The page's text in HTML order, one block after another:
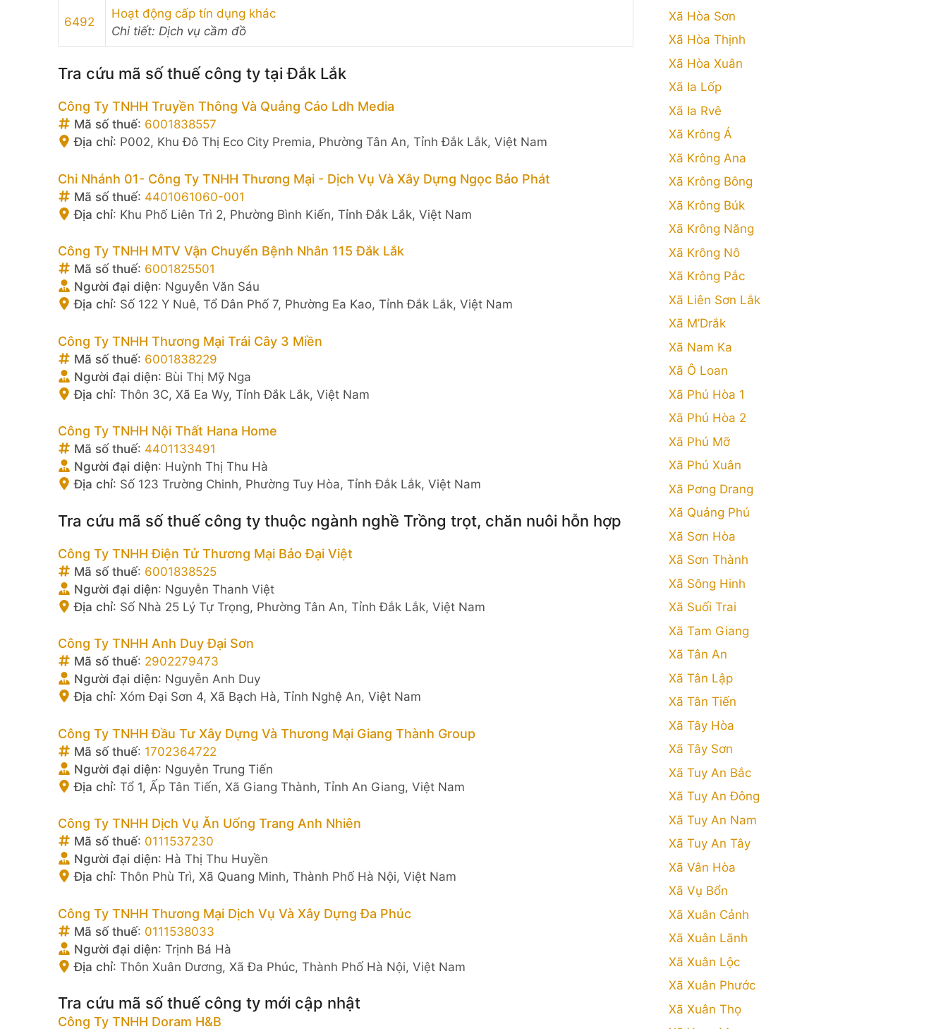
6492
Hoạt động cấp tín dụng khác
Chi tiết: Dịch vụ cầm đồ
Tra cứu mã số thuế công ty tại Đắk Lắk
Công Ty TNHH Truyền Thông Và Quảng Cáo Ldh Media
Mã số thuế: 6001838557
Địa chỉ: P002, Khu Đô Thị Eco City Premia, Phường Tân An, Tỉnh Đắk Lắk, Việt Nam
Chi Nhánh 01- Công Ty TNHH Thương Mại - Dịch Vụ Và Xây Dựng Ngọc Bảo Phát
Mã số thuế: 4401061060-001
Địa chỉ: Khu Phố Liên Trì 2, Phường Bình Kiến, Tỉnh Đắk Lắk, Việt Nam
Công Ty TNHH MTV Vận Chuyển Bệnh Nhân 115 Đắk Lắk
Mã số thuế: 6001825501
Người đại diện: Nguyễn Văn Sáu
Địa chỉ: Số 122 Y Nuê, Tổ Dân Phố 7, Phường Ea Kao, Tỉnh Đắk Lắk, Việt Nam
Công Ty TNHH Thương Mại Trái Cây 3 Miền
Mã số thuế: 6001838229
Người đại diện: Bùi Thị Mỹ Nga
Địa chỉ: Thôn 3C, Xã Ea Wy, Tỉnh Đắk Lắk, Việt Nam
Công Ty TNHH Nội Thất Hana Home
Mã số thuế: 4401133491
Người đại diện: Huỳnh Thị Thu Hà
Địa chỉ: Số 123 Trường Chinh, Phường Tuy Hòa, Tỉnh Đắk Lắk, Việt Nam
Tra cứu mã số thuế công ty thuộc ngành nghề Trồng trọt, chăn nuôi hỗn hợp
Công Ty TNHH Điện Tử Thương Mại Bảo Đại Việt
Mã số thuế: 6001838525
Người đại diện: Nguyễn Thanh Việt
Địa chỉ: Số Nhà 25 Lý Tự Trọng, Phường Tân An, Tỉnh Đắk Lắk, Việt Nam
Công Ty TNHH Anh Duy Đại Sơn
Mã số thuế: 2902279473
Người đại diện: Nguyễn Anh Duy
Địa chỉ: Xóm Đại Sơn 4, Xã Bạch Hà, Tỉnh Nghệ An, Việt Nam
Công Ty TNHH Đầu Tư Xây Dựng Và Thương Mại Giang Thành Group
Mã số thuế: 1702364722
Người đại diện: Nguyễn Trung Tiến
Địa chỉ: Tổ 1, Ấp Tân Tiến, Xã Giang Thành, Tỉnh An Giang, Việt Nam
Công Ty TNHH Dịch Vụ Ăn Uống Trang Anh Nhiên
Mã số thuế: 0111537230
Người đại diện: Hà Thị Thu Huyền
Địa chỉ: Thôn Phù Trì, Xã Quang Minh, Thành Phố Hà Nội, Việt Nam
Công Ty TNHH Thương Mại Dịch Vụ Và Xây Dựng Đa Phúc
Mã số thuế: 0111538033
Người đại diện: Trịnh Bá Hà
Địa chỉ: Thôn Xuân Dương, Xã Đa Phúc, Thành Phố Hà Nội, Việt Nam
Tra cứu mã số thuế công ty mới cập nhật
Công Ty TNHH Doram H&B
Xã Hòa Sơn
Xã Hòa Thịnh
Xã Hòa Xuân
Xã Ia Lốp
Xã Ia Rvê
Xã Krông Á
Xã Krông Ana
Xã Krông Bông
Xã Krông Búk
Xã Krông Năng
Xã Krông Nô
Xã Krông Pắc
Xã Liên Sơn Lắk
Xã M’Drắk
Xã Nam Ka
Xã Ô Loan
Xã Phú Hòa 1
Xã Phú Hòa 2
Xã Phú Mỡ
Xã Phú Xuân
Xã Pơng Drang
Xã Quảng Phú
Xã Sơn Hòa
Xã Sơn Thành
Xã Sông Hinh
Xã Suối Trai
Xã Tam Giang
Xã Tân An
Xã Tân Lập
Xã Tân Tiến
Xã Tây Hòa
Xã Tây Sơn
Xã Tuy An Bắc
Xã Tuy An Đông
Xã Tuy An Nam
Xã Tuy An Tây
Xã Vân Hòa
Xã Vụ Bổn
Xã Xuân Cảnh
Xã Xuân Lãnh
Xã Xuân Lộc
Xã Xuân Phước
Xã Xuân Thọ